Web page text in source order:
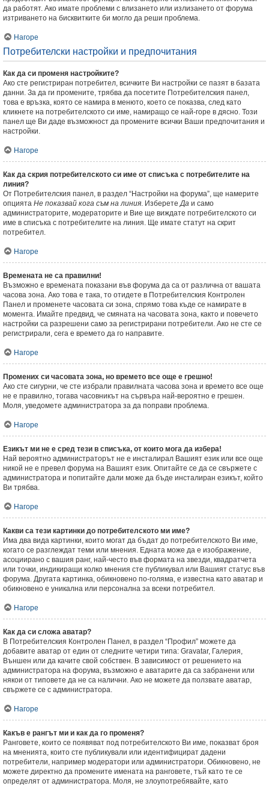
да работят. Ако имате проблеми с влизането или излизането от форума
изтриването на бисквитките би могло да реши проблема.
Нагоре
Потребителски настройки и предпочитания
Как да си променя настройките?
Ако сте регистриран потребител, всичките Ви настройки се пазят в базата
данни. За да ги промените, трябва да посетите Потребителския панел,
това е връзка, която се намира в менюто, което се показва, след като
кликнете на потребителското си име, намиращо се най-горе в дясно. Този
панел ще Ви даде възможност да промените всички Ваши предпочитания и
настройки.
Нагоре
Как да скрия потребителското си име от списъка с потребителите на
линия?
От Потребителския панел, в раздел “Настройки на форума”, ще намерите
опцията Не показвай кога съм на линия. ИзберетеДа и само
администраторите, модераторите и Вие ще виждате потребителското си
име в списъка с потребителите на линия. Ще имате статут на скрит
потребител.
Нагоре
Времената не са правилни!
Възможно е времената показани във форума да са от различна от вашата
часова зона. Ако това е така, то отидете в Потребителския Контролен
Панел и променете часовата си зона, спрямо това къде се намирате в
момента. Имайте предвид, че смяната на часовата зона, както и повечето
настройки са разрешени само за регистрирани потребители. Ако не сте се
регистрирали, сега е времето да го направите.
Нагоре
Промених си часовата зона, но времето все още е грешно!
Ако сте сигурни, че сте избрали правилната часова зона и времето все още
не е правилно, тогава часовникът на сървъра най-вероятно е грешен.
Моля, уведомете администратора за да поправи проблема.
Нагоре
Езикът ми не е сред тези в списъка, от които мога да избера!
Най вероятно администраторът не е инсталирал Вашият език или все още
никой не е превел форума на Вашият език. Опитайте се да се свържете с
администратора и попитайте дали може да бъде инсталиран езикът, който
Ви трябва.
Нагоре
Какви са тези картинки до потребителското ми име?
Има два вида картинки, които могат да бъдат до потребителското Ви име,
когато се разглеждат теми или мнения. Едната може да е изображение,
асоциирано с вашия ранг, най-често във формата на звезди, квадратчета
или точки, индикиращи колко мнения сте публикувал или Вашият статус във
форума. Другата картинка, обикновено по-голяма, е известна като аватар и
обикновено е уникална или персонална за всеки потребител.
Нагоре
Как да си сложа аватар?
В Потребителския Контролен Панел, в раздел “Профил” можете да
добавите аватар от един от следните четири типа: Gravatar, Галерия,
Външен или да качите свой собствен. В зависимост от решението на
администратора на форума, възможно е аватарите да са забранени или
някои от типовете да не са налични. Ако не можете да ползвате аватар,
свържете се с администратора.
Нагоре
Какъв е рангът ми и как да го променя?
Ранговете, които се появяват под потребителското Ви име, показват броя
на мненията, които сте публикували или идентифицират дадени
потребители, например модератори или администратори. Обикновено, не
можете директно да промените имената на ранговете, тъй като те се
определят от администратора. Моля, не злоупотребявайте, като